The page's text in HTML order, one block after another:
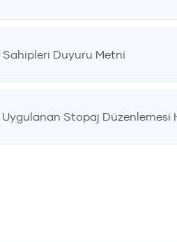
Sahipleri Duyuru Metni
Uygulanan Stopaj Düzenlemesi